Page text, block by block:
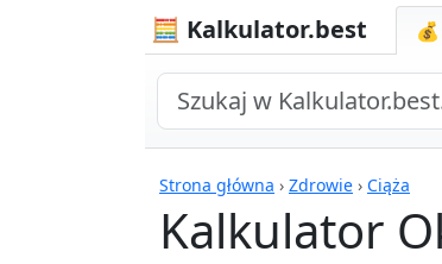
🧮 Kalkulator.best
Strona główna › Zdrowie › Ciąża
Kalkulator
Kalkulatory